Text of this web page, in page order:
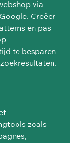
via
Creëer
en pas
te besparen
zoals